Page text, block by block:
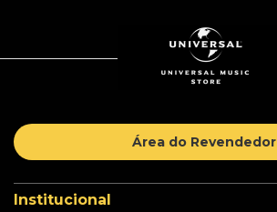
Área do Revendedor
Institucional